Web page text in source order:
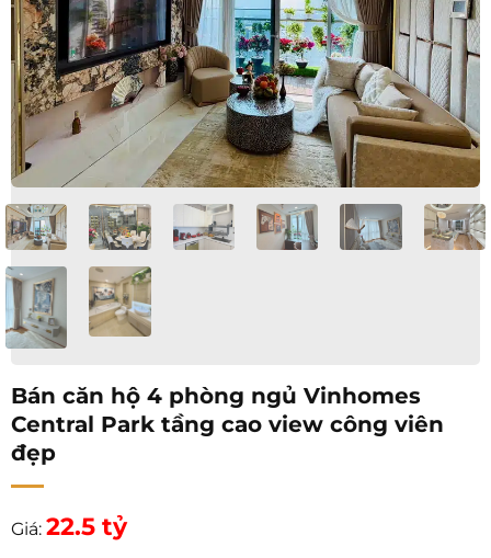
Bán căn hộ 4 phòng ngủ Vinhomes
Central Park tầng cao view công viên
đẹp
Giá: 22.5 tỷ